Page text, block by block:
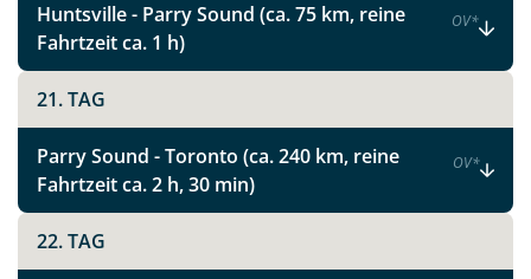
Huntsville - Parry Sound (ca. 75 km, reine
Fahrtzeit ca. 1 h)
OV*
21. TAG
Parry Sound - Toronto (ca. 240 km, reine
Fahrtzeit ca. 2 h, 30 min)
OV*
22. TAG